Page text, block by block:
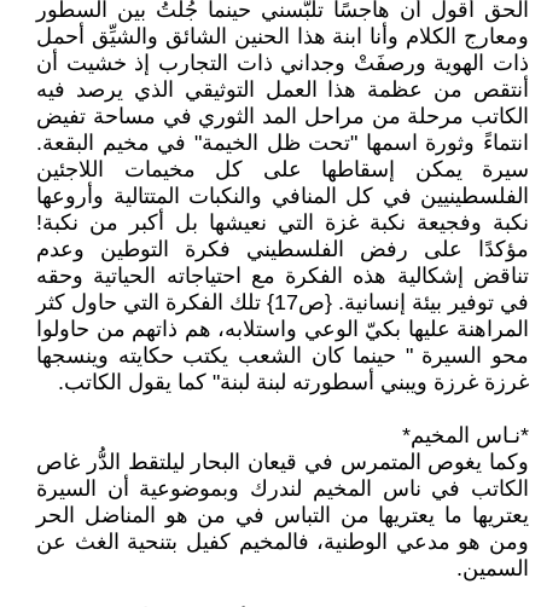
الحق أقول أن هاجسًا تلَبَّسني حينما جُلْتُ بين السطور
ومعارج الكلام وأنا ابنة هذا الحنين الشائق والشيِّق أحمل
ذات الهوية ورصفَتْ وجداني ذات التجارب إذ خشيت أن
أنتقص من عظمة هذا العمل التوثيقي الذي يرصد فيه
الكاتب مرحلة من مراحل المد الثوري في مساحة تفيض
انتماءً وثورة اسمها "تحت ظل الخيمة" في مخيم البقعة.
سيرة يمكن إسقاطها على كل مخيمات اللاجئين
الفلسطينيين في كل المنافي والنكبات المتتالية وأروعها
نكبة وفجيعة نكبة غزة التي نعيشها بل أكبر من نكبة!
مؤكدًا على رفض الفلسطيني فكرة التوطين وعدم
تناقض إشكالية هذه الفكرة مع احتياجاته الحياتية وحقه
في توفير بيئة إنسانية. {ص17} تلك الفكرة التي حاول كثر
المراهنة عليها بكيّ الوعي واستلابه، هم ذاتهم من حاولوا
محو السيرة " حينما كان الشعب يكتب حكايته وينسجها
غرزة غرزة ويبني أسطورته لبنة لبنة" كما يقول الكاتب.
*نـاس المخيم*
وكما يغوص المتمرس في قيعان البحار ليلتقط الدُّر غاص
الكاتب في ناس المخيم لندرك وبموضوعية أن السيرة
يعتريها ما يعتريها من التباس في من هو المناضل الحر
ومن هو مدعي الوطنية، فالمخيم كفيل بتنحية الغث عن
السمين.